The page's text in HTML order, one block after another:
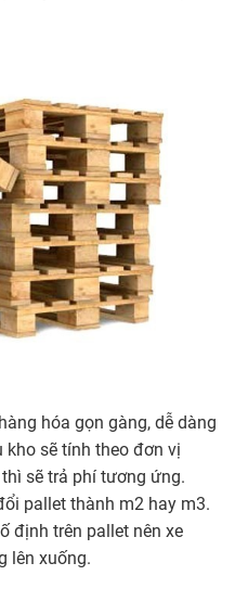
hóa gọn gàng, dễ dàng
sẽ tính theo đơn vị
sẽ trả phí tương ứng.
pallet thành m2 hay m3.
định trên pallet nên xe
lên xuống.